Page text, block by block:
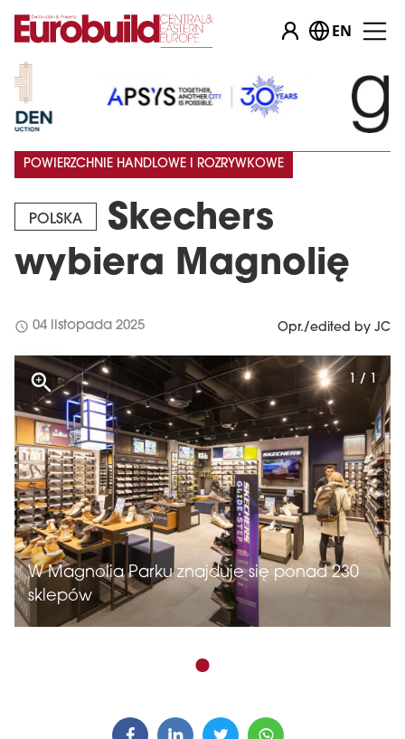
EN
POLSKA
Skechers
wybiera Magnolię
POWIERZCHNIE HANDLOWE I ROZRYWKOWE
schedule 04 listopada 2025 Opr./edited by JC
W Magnolia Parku znajduje się ponad 230
sklepów
1 / 1